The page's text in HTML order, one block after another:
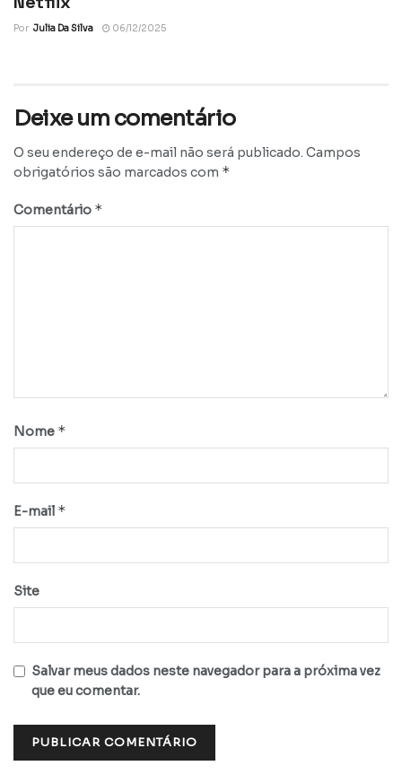
Por Julia Da Silva 06/12/2025
Deixe um comentário
O seu endereço de e-mail não será publicado. Campos
obrigatórios são marcados com *
Comentário *
Nome *
E-mail *
Site
Salvar meus dados neste navegador para a próxima vez
que eu comentar.